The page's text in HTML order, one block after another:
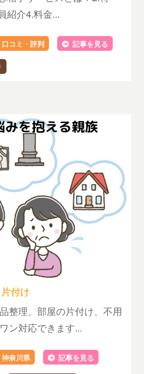
紹介4.料金...
口コミ・評判 記事を見る
付け
整理、部屋の片付け、不用
ン対応できます...
神奈川県 記事を見る